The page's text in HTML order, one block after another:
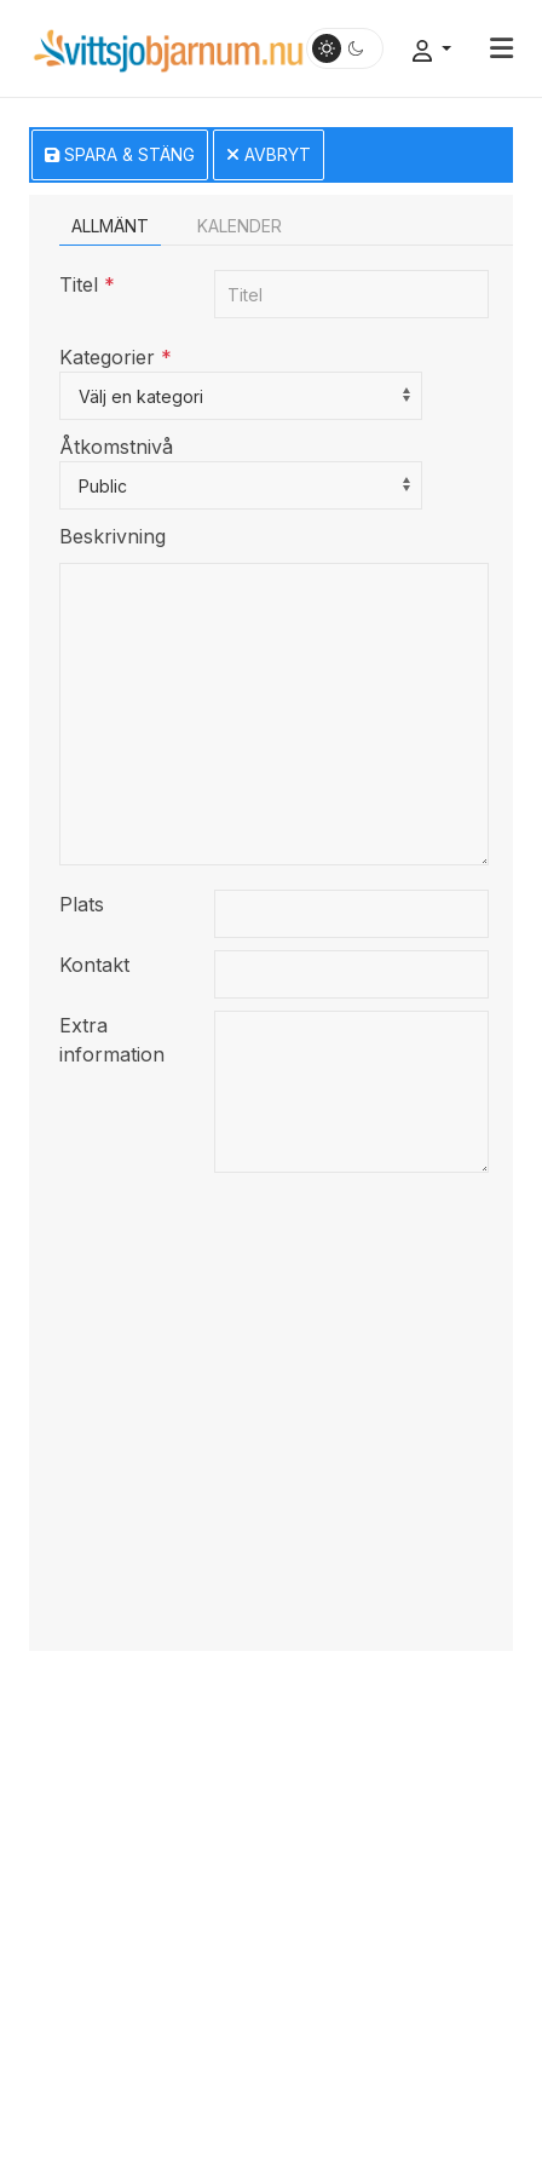
SPARA & STÄNG AVBRYT
ALLMÄNT KALENDER
Titel *
Kategorier *
Select a Category to filter list
Välj en kategori
Åtkomstnivå
Public
Beskrivning
Plats
Kontakt
Extra
information